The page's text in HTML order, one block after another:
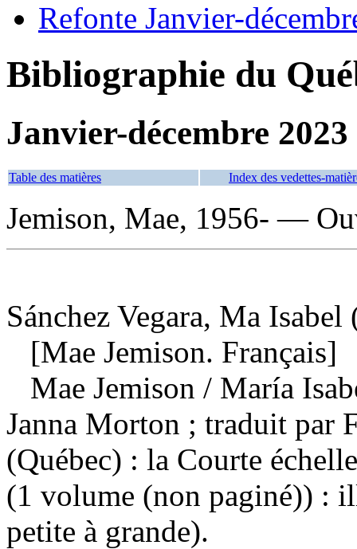
Refonte Janvier-
Bibliographie du
Janvier-décembre 2023
Table des matières Index des vedettes-
Jemison, Mae, 1956- —
Sánchez Vegara, Ma
[Mae Jemison. Français]
Mae Jemison / María
Janna Morton ; traduit
(Québec) : la Courte
(1 volume (non paginé)) :
petite à grande).